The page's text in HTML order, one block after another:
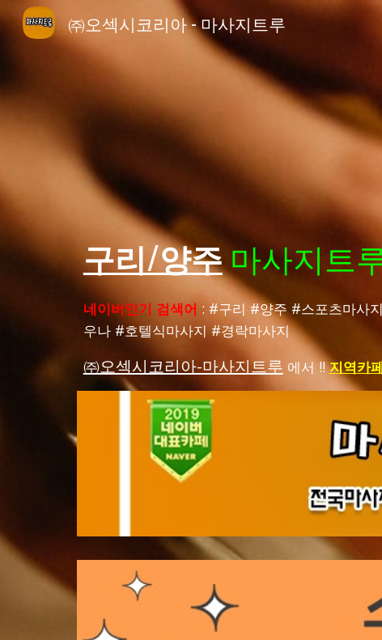
Skip
㈜오섹시코리아 - 마사지트루
구리/양주마사지트
네이버인기 검색어 : #구리 #양주#스포츠마사지
우나#호텔식마사지#경락마사지
㈜오섹시코리아-마사지트루 에서 !!지역카